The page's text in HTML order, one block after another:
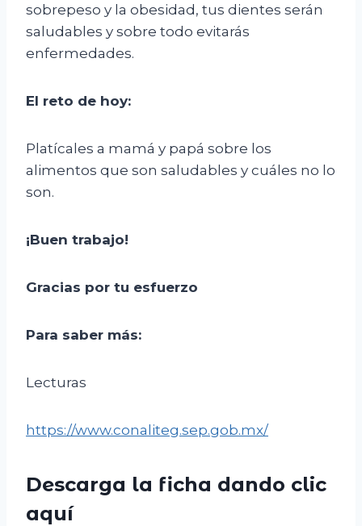
sobrepeso y la obesidad, tus dientes serán
saludables y sobre todo evitarás
enfermedades.
El reto de hoy:
Platícales a mamá y papá sobre los
alimentos que son saludables y cuáles no lo
son.
¡Buen trabajo!
Gracias por tu esfuerzo
Para saber más:
Lecturas
https://www.conaliteg.sep.gob.mx/
Descarga la ficha dando clic
aquí